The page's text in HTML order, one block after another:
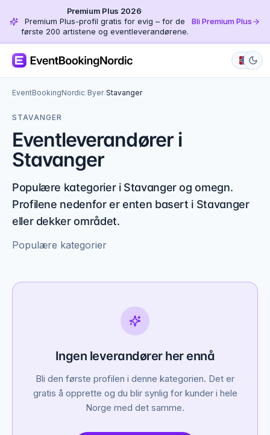
Premium Plus 2026·
Premium Plus-profil gratis for evig – for de
første 200 artistene og eventleverandørene.
Bli Premium Plus
EventBookingNordic/Byer/Stavanger
STAVANGER
Eventleverandører i
Stavanger
Populære kategorier i Stavanger og omegn.
Profilene nedenfor er enten basert i Stavanger
eller dekker området.
Populære kategorier
Ingen leverandører her ennå
Bli den første profilen i denne kategorien. Det er
gratis å opprette og du blir synlig for kunder i hele
Norge med det samme.